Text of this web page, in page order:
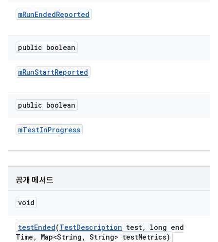
mRunEndedReported
public boolean
mRunStartReported
public boolean
mTestInProgress
공개 메서드
void
testEnded(TestDescription test,
long end
Time , Map<String , String> testMetrics)